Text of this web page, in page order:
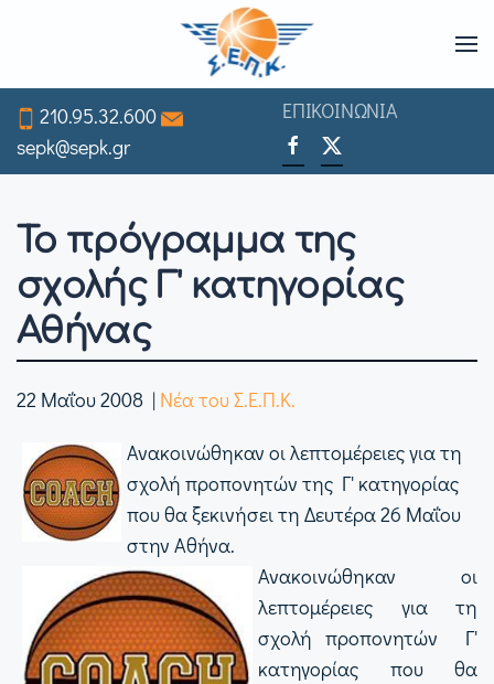
to
main
content
210.95.32.600
sepk@sepk.gr
ΕΠΙΚΟΙΝΩΝΙΑ
Το πρόγραμμα της
σχολής Γ' κατηγορίας
Αθήνας
22 Μαΐου 2008 | Νέα του Σ.Ε.Π.Κ.
Ανακοινώθηκαν οι λεπτομέρειες για τη
σχολή προπονητών της Γ' κατηγορίας
που θα ξεκινήσει τη Δευτέρα 26 Μαΐου
στην Αθήνα.
Ανακοινώθηκαν οι
λεπτομέρειες για τη
σχολή προπονητών Γ'
κατηγορίας που θα